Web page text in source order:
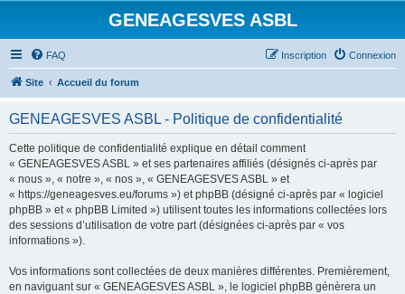
GENEAGESVES ASBL
FAQ Connexion
Inscription
Site Accueil du forum
GENEAGESVES ASBL - Politique de confidentialité
Cette politique de confidentialité explique en détail comment
« GENEAGESVES ASBL » et ses partenaires affiliés (désignés ci-après par
« nous », « notre », « nos », « GENEAGESVES ASBL » et
« https://geneagesves.eu/forums ») et phpBB (désigné ci-après par « logiciel
phpBB » et « phpBB Limited ») utilisent toutes les informations collectées lors
des sessions d’utilisation de votre part (désignées ci-après par « vos
informations »).
Vos informations sont collectées de deux manières différentes. Premièrement,
en naviguant sur « GENEAGESVES ASBL », le logiciel phpBB génèrera un